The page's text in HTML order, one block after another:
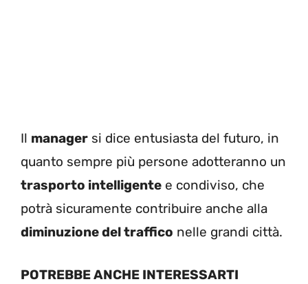
Il manager si dice entusiasta del futuro, in
quanto sempre più persone adotteranno un
trasporto intelligente e condiviso, che
potrà sicuramente contribuire anche alla
diminuzione del traffico nelle grandi città.
POTREBBE ANCHE INTERESSARTI